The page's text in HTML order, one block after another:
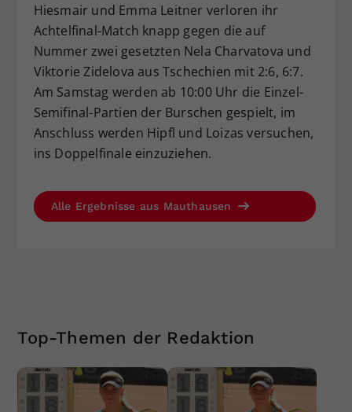
Hiesmair und Emma Leitner verloren ihr
Achtelfinal-Match knapp gegen die auf
Nummer zwei gesetzten Nela Charvatova und
Viktorie Zidelova aus Tschechien mit 2:6, 6:7.
Am Samstag werden ab 10:00 Uhr die Einzel-
Semifinal-Partien der Burschen gespielt, im
Anschluss werden Hipfl und Loizas versuchen,
ins Doppelfinale einzuziehen.
Alle Ergebnisse aus Mauthausen
Top-Themen der Redaktion